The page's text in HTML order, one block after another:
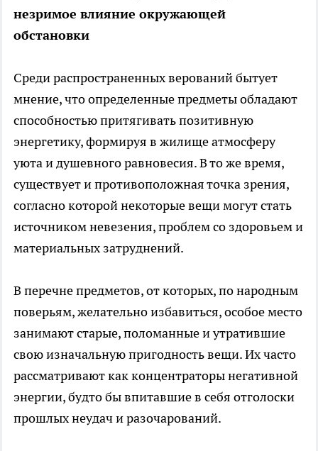
незримое влияние окружающей
обстановки
Среди распространенных верований бытует
мнение, что определенные предметы обладают
способностью притягивать позитивную
энергетику, формируя в жилище атмосферу
уюта и душевного равновесия. В то же время,
существует и противоположная точка зрения,
согласно которой некоторые вещи могут стать
источником невезения, проблем со здоровьем и
материальных затруднений.
В перечне предметов, от которых, по народным
поверьям, желательно избавиться, особое место
занимают старые, поломанные и утратившие
свою изначальную пригодность вещи. Их часто
рассматривают как концентраторы негативной
энергии, будто бы впитавшие в себя отголоски
прошлых неудач и разочарований.